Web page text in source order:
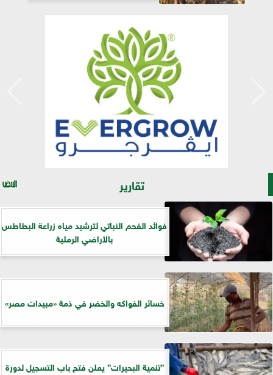
تقارير
فوائد الفحم النباتي لترشيد مياه زراعة البطاطس
بالأراضي الرملية
خسائر الفواكه والخضر في ذمة «مبيدات مصر»
”تنمية البحيرات” يعلن فتح باب التسجيل لدورة